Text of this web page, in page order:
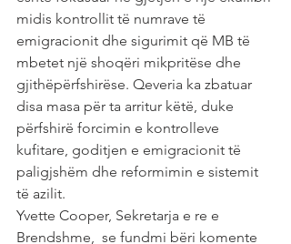
midis kontrollit të numrave të
emigracionit dhe sigurimit që MB të
mbetet një shoqëri mikpritëse dhe
gjithëpërfshirëse. Qeveria ka zbatuar
disa masa për ta arritur këtë, duke
përfshirë forcimin e kontrolleve
kufitare, goditjen e emigracionit të
paligjshëm dhe reformimin e sistemit
të azilit.
Yvette Cooper, Sekretarja e re e
Brendshme,  se fundmi bëri komente